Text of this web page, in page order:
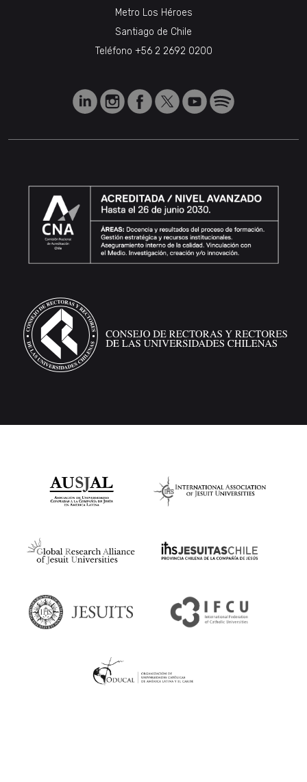
Metro Los Héroes
Santiago de Chile
Teléfono +56 2 2692 0200